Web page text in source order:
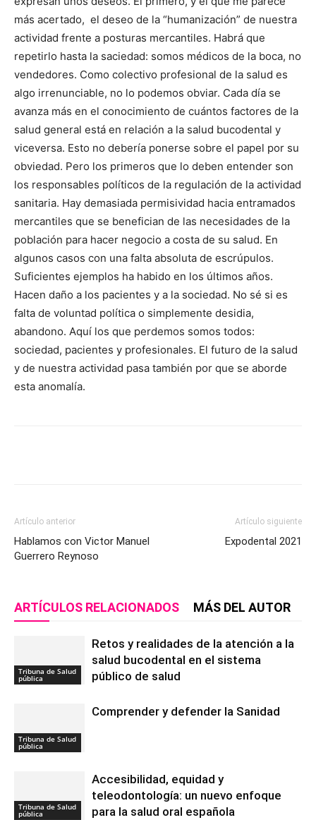
más acertado, el deseo de la “humanización” de nuestra
actividad frente a posturas mercantiles. Habrá que
repetirlo hasta la saciedad: somos médicos de la boca, no
vendedores. Como colectivo profesional de la salud es
algo irrenunciable, no lo podemos obviar. Cada día se
avanza más en el conocimiento de cuántos factores de la
salud general está en relación a la salud bucodental y
viceversa. Esto no debería ponerse sobre el papel por su
obviedad. Pero los primeros que lo deben entender son
los responsables políticos de la regulación de la actividad
sanitaria. Hay demasiada permisividad hacia entramados
mercantiles que se benefician de las necesidades de la
población para hacer negocio a costa de su salud. En
algunos casos con una falta absoluta de escrúpulos.
Suficientes ejemplos ha habido en los últimos años.
Hacen daño a los pacientes y a la sociedad. No sé si es
falta de voluntad política o simplemente desidia,
abandono. Aquí los que perdemos somos todos:
sociedad, pacientes y profesionales. El futuro de la salud
y de nuestra actividad pasa también por que se aborde
esta anomalía.
Artículo anterior
Hablamos con Victor Manuel
Guerrero Reynoso
Artículo siguiente
Expodental 2021
ARTÍCULOS RELACIONADOS MÁS DEL AUTOR
Tribuna de Salud
pública
Retos y realidades de la atención a la
salud bucodental en el sistema
público de salud
Tribuna de Salud
pública
Comprender y defender la Sanidad
Tribuna de Salud
pública
Accesibilidad, equidad y
teleodontología: un nuevo enfoque
para la salud oral española